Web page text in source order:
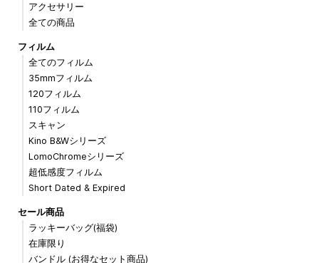
アクセサリー
全ての商品
フィルム
全てのフィルム
35mmフィルム
120フィルム
110フィルム
スキャン
Kino B&Wシリーズ
LomoChromeシリーズ
超低感度フィルム
Short Dated & Expired
セール商品
ラッキーバッグ(福袋)
在庫限り
バンドル (お得なセット商品)